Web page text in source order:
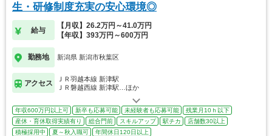
生・研修制度充実の安心環境◎
給与
【月収】26.2万円～41.0万円
【年収】393万円～600万円
勤務地 新潟県 新潟市秋葉区
アクセス
ＪＲ羽越本線 新津駅
ＪＲ磐越西線 新津駅…ほか
年収600万円以上可 新卒も応募可能 未経験者も応募可能
残業月10ｈ以下
産休・育休取得実績有り
総合門前 スキルアップ 駅チカ
店舗数30以上
積極採用中
夏～秋入職可 年間休日120日以上